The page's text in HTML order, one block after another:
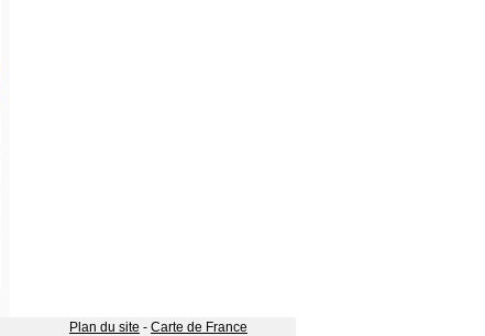
Plan du site - Carte de France